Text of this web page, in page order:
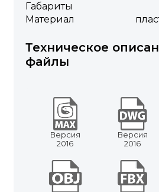
Габариты
Материал
Техническое
файлы
Версия
2016
Версия
2016